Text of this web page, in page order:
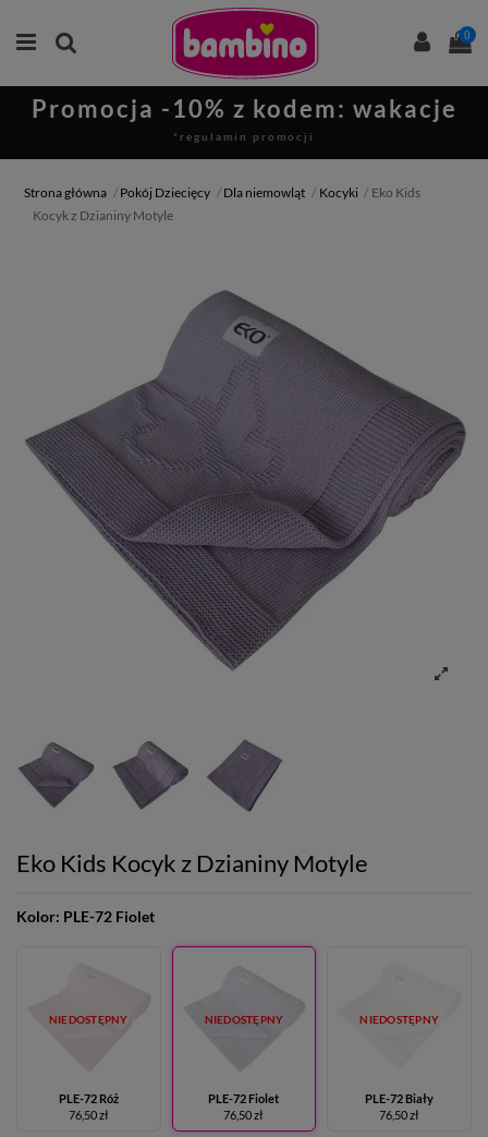
0
Promocja -10% z kodem: wakacje
*regulamin promocji
Strona główna Pokój Dziecięcy Dla niemowląt Kocyki
Eko Kids
Kocyk z Dzianiny Motyle
Eko Kids Kocyk z Dzianiny Motyle
Kolor: PLE-72 Fiolet
NIEDOSTĘPNY
PLE-72 Róż
76,50 zł
NIEDOSTĘPNY
PLE-72 Fiolet
76,50 zł
NIEDOSTĘPNY
PLE-72 Biały
76,50 zł